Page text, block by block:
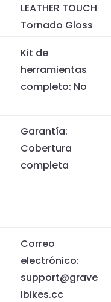
LEATHER TOUCH
Tornado Gloss
Kit de
herramientas
completo: No
Garantía:
Cobertura
completa
Correo
electrónico:
support@grave
lbikes.cc